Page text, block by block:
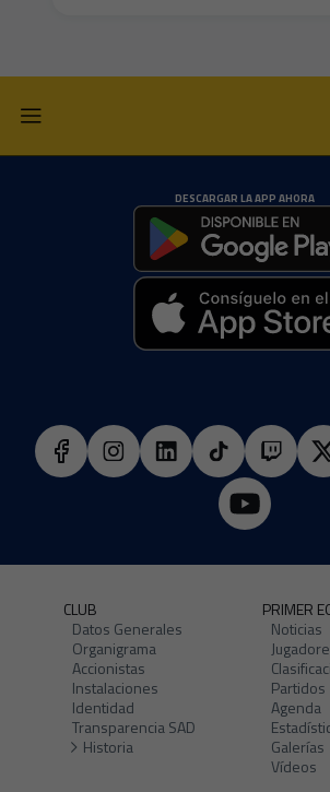
DESCARGAR LA APP AHORA
CLUB
Datos Generales
Organigrama
Accionistas
Instalaciones
Identidad
Transparencia SAD
Historia
PRIMER
Noticias
Partidos
Agenda
Galerías
Vídeos